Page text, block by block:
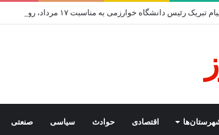
تبریک رئیس دانشگاه خوارزمی به مناسبت ۱۷ مرداد، روز خبرنگار
اقتصادی حوادث سیاسی صنعتی